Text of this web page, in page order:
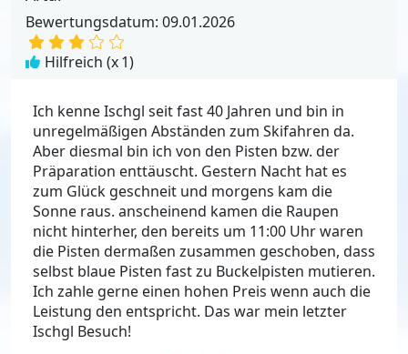
Bewertungsdatum: 09.01.2026
Hilfreich (x1)
Ich kenne Ischgl seit fast 40 Jahren und bin in
unregelmäßigen Abständen zum Skifahren da.
Aber diesmal bin ich von den Pisten bzw. der
Präparation enttäuscht. Gestern Nacht hat es
zum Glück geschneit und morgens kam die
Sonne raus. anscheinend kamen die Raupen
nicht hinterher, den bereits um 11:00 Uhr waren
die Pisten dermaßen zusammen geschoben, dass
selbst blaue Pisten fast zu Buckelpisten mutieren.
Ich zahle gerne einen hohen Preis wenn auch die
Leistung den entspricht. Das war mein letzter
Ischgl Besuch!